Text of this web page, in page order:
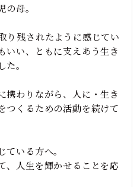
母。
り残されたように感じてい
いい、ともに支えあう生き
。
携わりながら、人に・生き
つくるための活動を続けて
いる方へ。
、人生を輝かせることを応